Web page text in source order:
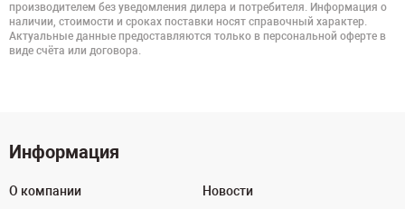
производителем без уведомления дилера и потребителя. Информация о
наличии, стоимости и сроках поставки носят справочный характер.
Актуальные данные предоставляются только в персональной оферте в
виде счёта или договора.
Информация
О компании
Новости